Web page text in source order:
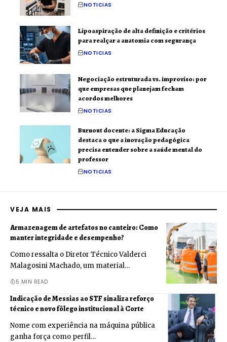
NOTICIAS
Lipoaspiração de alta definição e critérios
para realçar a anatomia com segurança
NOTICIAS
Negociação estruturada vs. improviso: por
que empresas que planejam fecham
acordos melhores
NOTICIAS
Burnout docente: a Sigma Educação
destaca o que a inovação pedagógica
precisa entender sobre a saúde mental do
professor
NOTICIAS
VEJA MAIS
Armazenagem de artefatos no canteiro: Como
manter integridade e desempenho?
Como ressalta o Diretor Técnico Valderci
Malagosini Machado, um material…
5 MIN READ
Indicação de Messias ao STF sinaliza reforço
técnico e novo fôlego institucional à Corte
Nome com experiência na máquina pública
ganha força como perfil…